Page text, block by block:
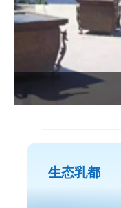
生态乳都